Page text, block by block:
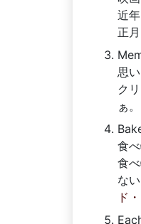
近
正
思
ク
ぁ。
食
食
な
ド